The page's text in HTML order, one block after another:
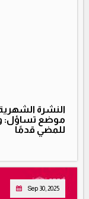
النشرة
موضع تساؤل:
للمضي قدمًا
Sep 30, 2025